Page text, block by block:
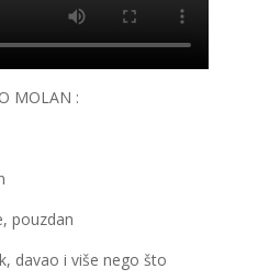
MOLAN :
pouzdan
davao i više nego što